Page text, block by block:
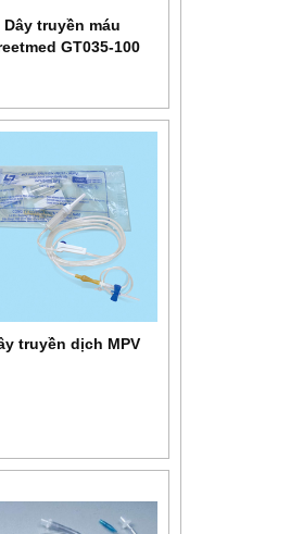
Dây truyền máu
GT035-100
truyền dịch MPV